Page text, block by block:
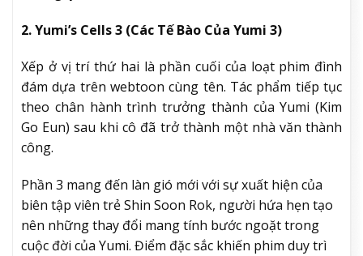
2. Yumi’s Cells 3 (Các Tế Bào Của Yumi 3)
Xếp ở vị trí thứ hai là phần cuối của loạt phim đình
đám dựa trên webtoon cùng tên. Tác phẩm tiếp tục
theo chân hành trình trưởng thành của Yumi (Kim
Go Eun) sau khi cô đã trở thành một nhà văn thành
công.
Phần 3 mang đến làn gió mới với sự xuất hiện của
biên tập viên trẻ Shin Soon Rok, người hứa hẹn tạo
nên những thay đổi mang tính bước ngoặt trong
cuộc đời của Yumi. Điểm đặc sắc khiến phim duy trì